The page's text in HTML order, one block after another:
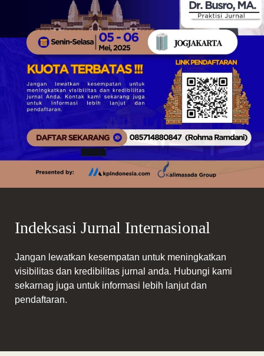
Indeksasi Jurnal Internasional
Jangan lewatkan kesempatan untuk meningkatkan
visibilitas dan kredibilitas jurnal anda. Hubungi kami
sekarnag juga untuk informasi lebih lanjut dan
pendaftaran.